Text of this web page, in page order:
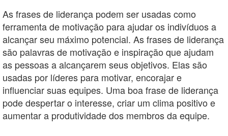
As frases de liderança podem ser usadas como
ferramenta de motivação para ajudar os indivíduos a
alcançar seu máximo potencial. As frases de liderança
são palavras de motivação e inspiração que ajudam
as pessoas a alcançarem seus objetivos. Elas são
usadas por líderes para motivar, encorajar e
influenciar suas equipes. Uma boa frase de liderança
pode despertar o interesse, criar um clima positivo e
aumentar a produtividade dos membros da equipe.